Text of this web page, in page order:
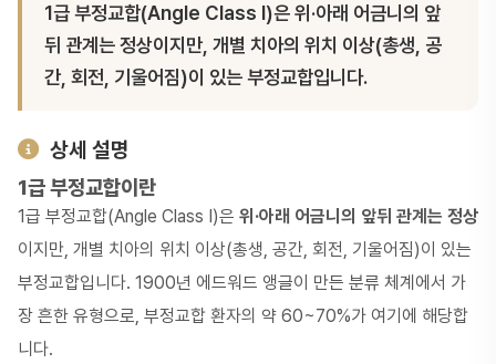
1급 부정교합(Angle Class I)은 위·아래 어금니의 앞
뒤 관계는 정상이지만, 개별 치아의 위치 이상(총생, 공
간, 회전, 기울어짐)이 있는 부정교합입니다.
상세 설명
1급 부정교합이란
1급 부정교합(Angle Class I)은 위·아래 어금니의 앞뒤 관계는 정상
이지만, 개별 치아의 위치 이상(총생, 공간, 회전, 기울어짐)이 있는
부정교합입니다. 1900년 에드워드 앵글이 만든 분류 체계에서 가
장 흔한 유형으로, 부정교합 환자의 약 60~70%가 여기에 해당합
니다.